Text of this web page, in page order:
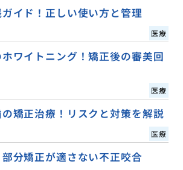
イド！正しい使い方と管理
医療
ワイトニング！矯正後の審美回
医療
矯正治療！リスクと対策を解説
医療
分矯正が適さない不正咬合